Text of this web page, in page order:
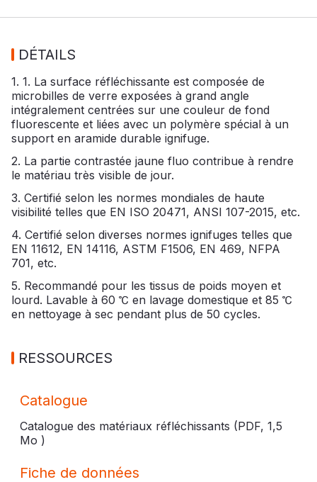
DÉTAILS
1. 1. La surface réfléchissante est composée de
microbilles de verre exposées à grand angle
intégralement centrées sur une couleur de fond
fluorescente et liées avec un polymère spécial à un
support en aramide durable ignifuge.
2. La partie contrastée jaune fluo contribue à rendre
le matériau très visible de jour.
3. Certifié selon les normes mondiales de haute
visibilité telles que EN ISO 20471, ANSI 107-2015, etc.
4. Certifié selon diverses normes ignifuges telles que
EN 11612, EN 14116, ASTM F1506, EN 469, NFPA
701, etc.
5. Recommandé pour les tissus de poids moyen et
lourd. Lavable à 60 ℃ en lavage domestique et 85 ℃
en nettoyage à sec pendant plus de 50 cycles.
RESSOURCES
Catalogue
Catalogue des matériaux réfléchissants (PDF, 1,5
Mo )
Fiche de données